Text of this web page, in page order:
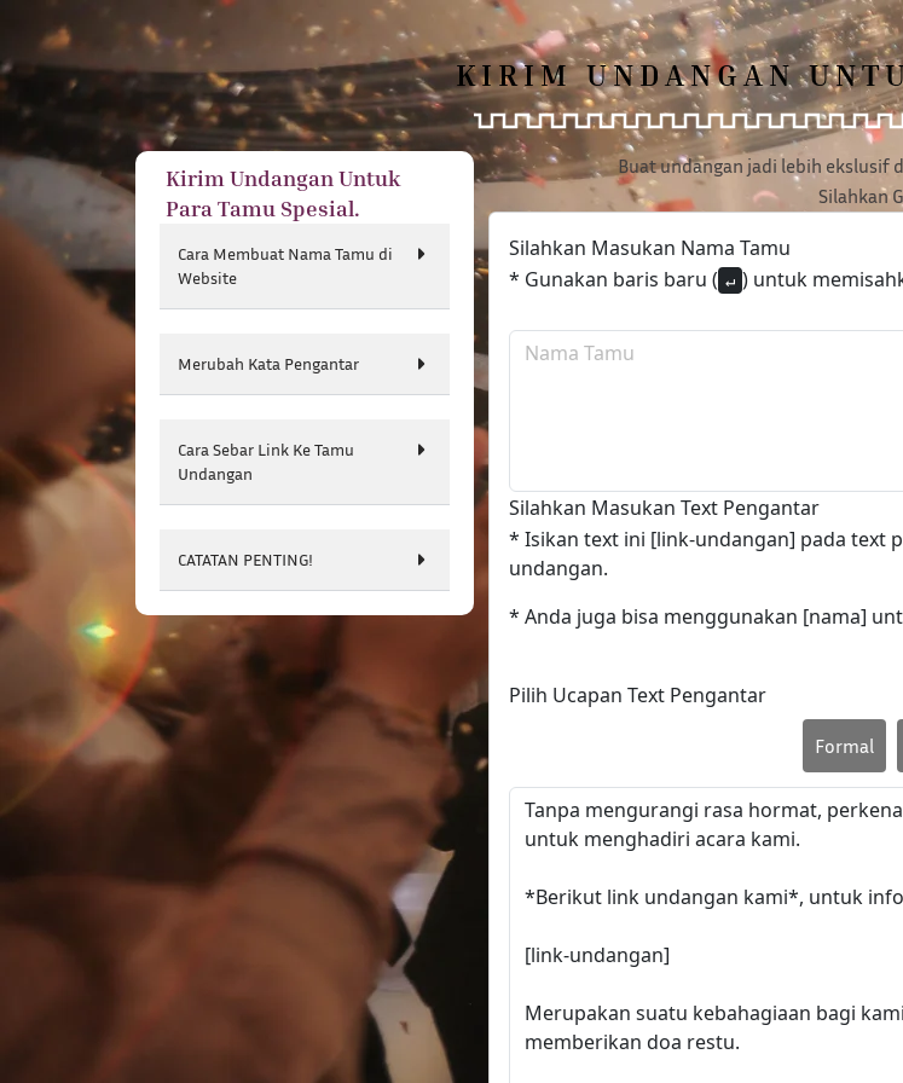
KIRIM UNDANGAN
Kirim Undangan Untuk
Para Tamu Spesial.
Cara Membuat Nama Tamu di
Website
Merubah Kata Pengantar
Cara Sebar Link Ke Tamu
Undangan
CATATAN PENTING!
Buat undangan jadi lebih ekslusif
Silahkan
Silahkan Masukan Nama Tamu
* Gunakan baris baru ( ↵ ) untuk
Silahkan Masukan Text Pengantar
* Isikan text ini [link-undangan] pada text
undangan.
* Anda juga bisa menggunakan [nama]
Pilih Ucapan Text Pengantar
Formal